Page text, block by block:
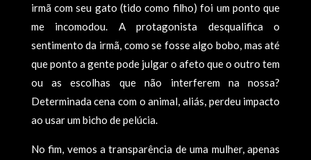
irmã com seu gato (tido como filho) foi um ponto que
me incomodou. A protagonista desqualifica o
sentimento da irmã, como se fosse algo bobo, mas até
que ponto a gente pode julgar o afeto que o outro tem
ou as escolhas que não interferem na nossa?
Determinada cena com o animal, aliás, perdeu impacto
ao usar um bicho de pelúcia.
No fim, vemos a transparência de uma mulher, apenas